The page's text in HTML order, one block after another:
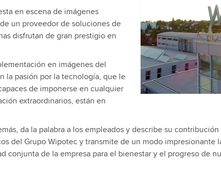
Utilizziamo un
contenuti video
attività. Per
guardare questo
Accetta
en escena de imágenes
un proveedor de soluciones de
disfrutan de gran prestigio en
en imágenes del
la pasión por la tecnología, que le
de imponerse en cualquier
extraordinarios, están en
da la palabra a los empleados y describe su
del Grupo Wipotec y transmite de un modo impresionante
conjunta de la empresa para el bienestar y el progreso de